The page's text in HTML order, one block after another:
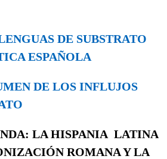
DE SUBSTRATO
ESPAÑOLA
DE LOS INFLUJOS
LA HISPANIA LATINA
ROMANA Y LA